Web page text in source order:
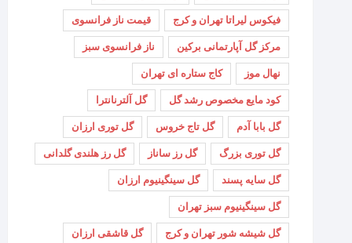
فیکوس لیراتا تهران و کرج قیمت ناز فرانسوی
مرکز گل آپارتمانی برکین ناز فرانسوی سبز
نهال موز کاج ستاره ای تهران
کود مایع مخصوص رشد گل گل آلترنانترا
گل بابا آدم گل تاج خروس گل توری ارزان
گل توری بزرگ گل رز ساناز گل رز هلندی گلدانی
گل سایه پسند گل سینگینیوم ارزان
گل سینگینیوم سبز تهران
گل شیشه شور تهران و کرج گل قاشقی ارزان